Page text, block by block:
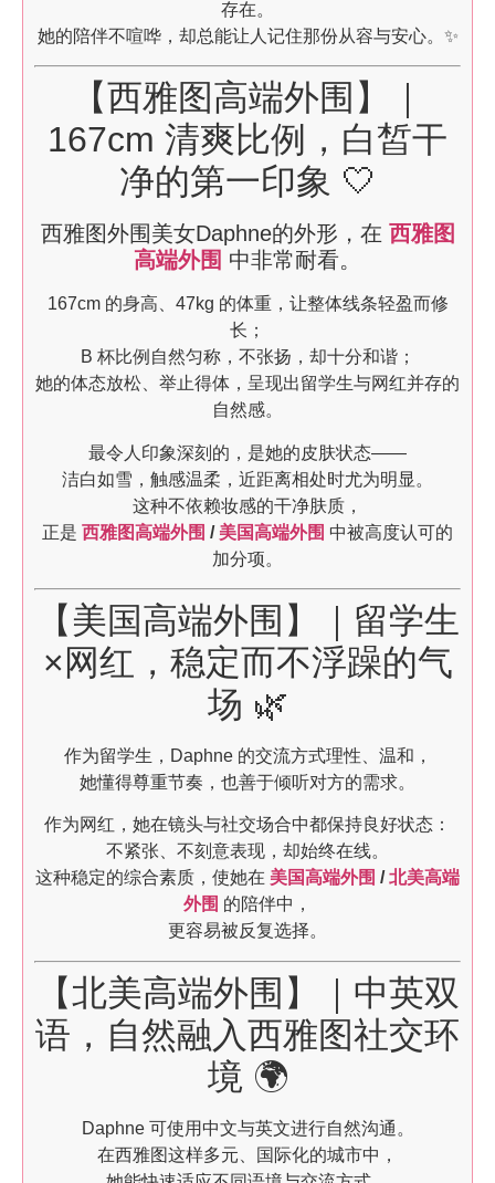
存在。
她的陪伴不喧哗，却总能让人记住那份从容与安心。✨
【西雅图高端外围】｜
167cm 清爽比例，白皙干
净的第一印象 🤍
西雅图外围美女Daphne的外形，在 西雅图
高端外围 中非常耐看。
167cm 的身高、47kg 的体重，让整体线条轻盈而修
长；
B 杯比例自然匀称，不张扬，却十分和谐；
她的体态放松、举止得体，呈现出留学生与网红并存的
自然感。
最令人印象深刻的，是她的皮肤状态——
洁白如雪，触感温柔，近距离相处时尤为明显。
这种不依赖妆感的干净肤质，
正是 西雅图高端外围 / 美国高端外围 中被高度认可的
加分项。
【美国高端外围】｜留学生
×网红，稳定而不浮躁的气
场 🌿
作为留学生，Daphne 的交流方式理性、温和，
她懂得尊重节奏，也善于倾听对方的需求。
作为网红，她在镜头与社交场合中都保持良好状态：
不紧张、不刻意表现，却始终在线。
这种稳定的综合素质，使她在 美国高端外围 /北美高端
外围 的陪伴中，
更容易被反复选择。
【北美高端外围】｜中英双
语，自然融入西雅图社交环
境 🌍
Daphne 可使用中文与英文进行自然沟通。
在西雅图这样多元、国际化的城市中，